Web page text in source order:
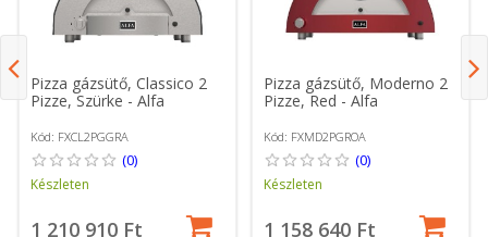
Pizza gázsütő, Classico 2
Pizze, Szürke - Alfa
Kód: FXCL2PGGRA
(0)
Készleten
1 210 910 Ft
Pizza gázsütő, Moderno 2
Pizze, Red - Alfa
Kód: FXMD2PGROA
(0)
Készleten
1 158 640 Ft